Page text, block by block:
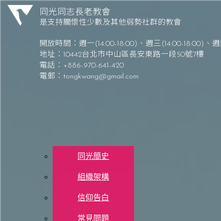
Skip to content
同光同志長老教會 Tong-Kwang Light House Presbyterian Church
同光簡史
組織架構
信仰告白
常見問題
同光同志長老教會20
同光同志長老教會
是支持關懷性少數及其他弱勢社群的教會
開放時間： 週一(14:00-18:00)、週三(14:00-18:00) 、
地址：10442台北市中山區長安東路一段50號7樓
電話：+886-970-641-420
電郵： tongkwang@gmail.com